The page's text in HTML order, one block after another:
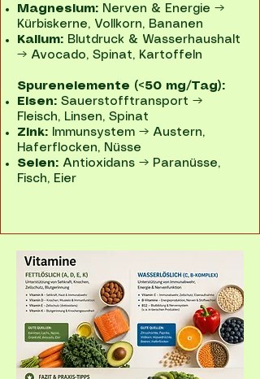
Magnesium: Nerven & Energie →
Kürbiskerne, Vollkorn, Bananen
Kalium: Blutdruck & Wasserhaushalt
→ Avocado, Spinat, Kartoffeln
Spurenelemente (<50 mg/Tag):
Eisen: Sauerstofftransport →
Fleisch, Linsen, Spinat
Zink: Immunsystem → Austern,
Haferflocken, Nüsse
Selen: Antioxidans → Paranüsse,
Fisch, Eier